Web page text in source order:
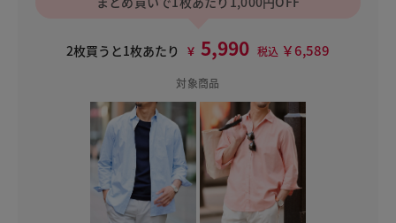
2枚買うと1枚あたり ￥ 5,990 税込 ￥6,589
対象商品